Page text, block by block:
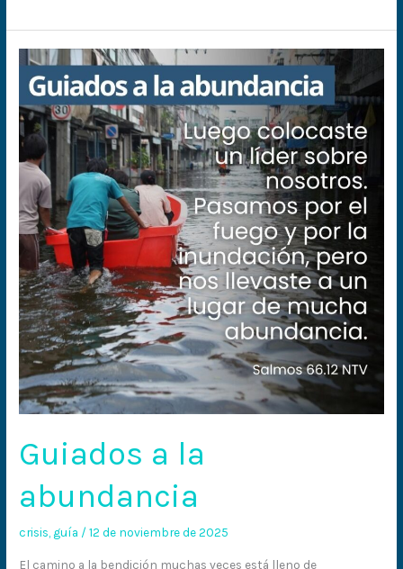
Guiados a la
abundancia
crisis guía /12 de noviembre de 2025
El camino a la bendición muchas veces está lleno de
Guiados
la
abundancia